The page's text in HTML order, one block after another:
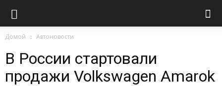
Домой Автоновости
В России стартовали
продажи Volkswagen Amarok